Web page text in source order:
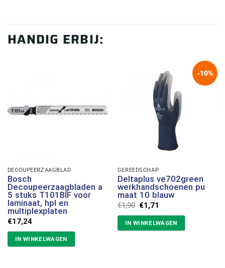
HANDIG ERBIJ:
DECOUPEERZAAGBLAD
Bosch
Decoupeerzaagbladen a
5 stuks T101BIF voor
laminaat, hpl en
multiplexplaten
€17,24
IN WINKELWAGEN
-10%
GEREEDSCHAP
Deltaplus ve702green
werkhandschoenen pu
maat 10 blauw
€1,90 Oorspronkelijke
prijs
was:
€1,90.
€1,71
is:
€1,71.
IN WINKELWAGEN